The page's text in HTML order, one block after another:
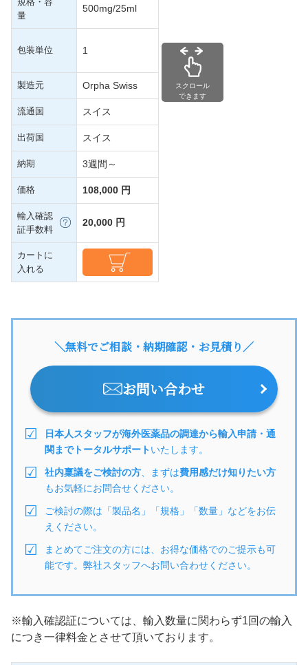
量
500mg/25ml
包装単位 1
製造元 Orpha Swiss
流通国 スイス
出荷国 スイス
納期 3週間～
価格 108,000 円
輸入確認
証手数料
20,000 円
カートに
入れる
スクロール
できます
＼無料でご相談・納期確認・お見積り／
お問い合わせ
日本人スタッフが海外医薬品の調達から輸入申請・通
関までトータルサポートいたします。
社内稟議をご検討の方 、まずは費用感だけ知りたい方
もお気軽にお問合せください。
ご検討の際は「製品名」「規格」「数量」などをお伝
えください。
まとめてご注文の方には、お得な価格でのご提示も可
能です。弊社スタッフへお問い合わせください。
※輸入確認証については、輸入数量に関わらず1回の輸入
につき一律料金とさせて頂いております。